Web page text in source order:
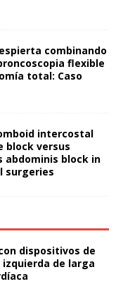
combinando
flexible
total: Caso
intercostal
block versus
abdominis block in
surgeries
dispositivos de
de larga